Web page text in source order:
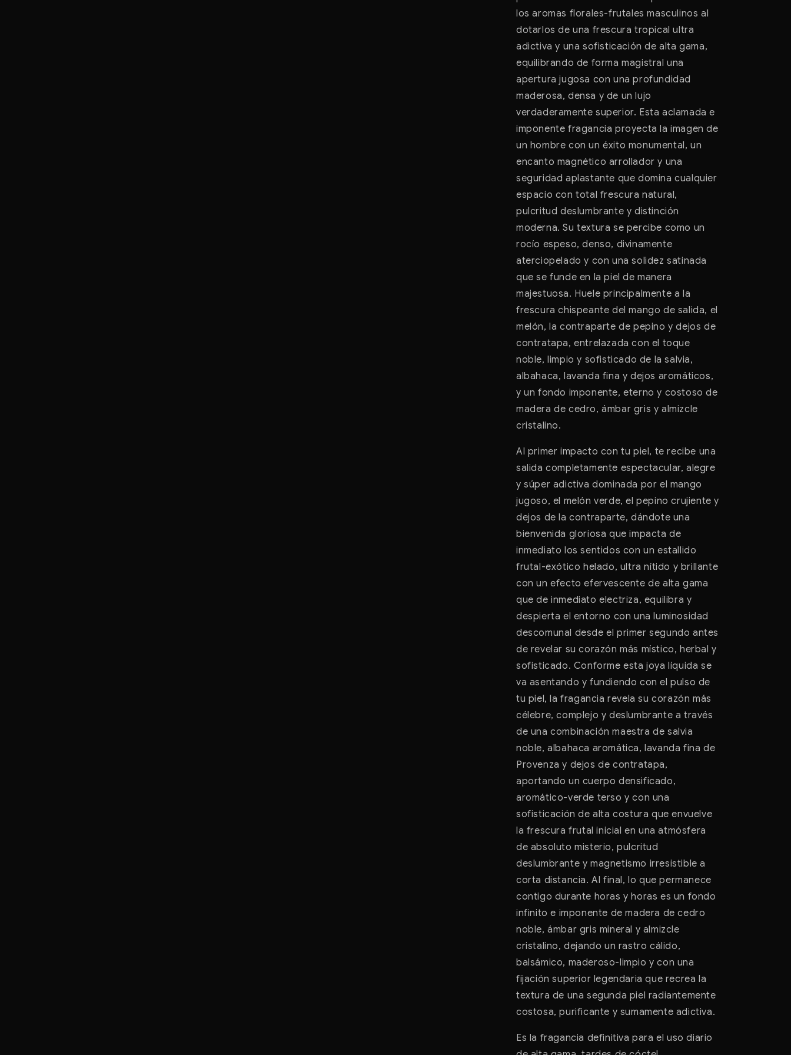
los aromas florales-frutales masculinos al
dotarlos de una frescura tropical ultra
adictiva y una sofisticación de alta gama,
equilibrando de forma magistral una
apertura jugosa con una profundidad
maderosa, densa y de un lujo
verdaderamente superior. Esta aclamada e
imponente fragancia proyecta la imagen de
un hombre con un éxito monumental, un
encanto magnético arrollador y una
seguridad aplastante que domina cualquier
espacio con total frescura natural,
pulcritud deslumbrante y distinción
moderna. Su textura se percibe como un
rocío espeso, denso, divinamente
aterciopelado y con una solidez satinada
que se funde en la piel de manera
majestuosa. Huele principalmente a la
frescura chispeante del mango de salida, el
melón, la contraparte de pepino y dejos de
contratapa, entrelazada con el toque
noble, limpio y sofisticado de la salvia,
albahaca, lavanda fina y dejos aromáticos,
y un fondo imponente, eterno y costoso de
madera de cedro, ámbar gris y almizcle
cristalino.
Al primer impacto con tu piel, te recibe una
salida completamente espectacular, alegre
y súper adictiva dominada por el mango
jugoso, el melón verde, el pepino crujiente y
dejos de la contraparte, dándote una
bienvenida gloriosa que impacta de
inmediato los sentidos con un estallido
frutal-exótico helado, ultra nítido y brillante
con un efecto efervescente de alta gama
que de inmediato electriza, equilibra y
despierta el entorno con una luminosidad
descomunal desde el primer segundo antes
de revelar su corazón más místico, herbal y
sofisticado. Conforme esta joya líquida se
va asentando y fundiendo con el pulso de
tu piel, la fragancia revela su corazón más
célebre, complejo y deslumbrante a través
de una combinación maestra de salvia
noble, albahaca aromática, lavanda fina de
Provenza y dejos de contratapa,
aportando un cuerpo densificado,
aromático-verde terso y con una
sofisticación de alta costura que envuelve
la frescura frutal inicial en una atmósfera
de absoluto misterio, pulcritud
deslumbrante y magnetismo irresistible a
corta distancia. Al final, lo que permanece
contigo durante horas y horas es un fondo
infinito e imponente de madera de cedro
noble, ámbar gris mineral y almizcle
cristalino, dejando un rastro cálido,
balsámico, maderoso-limpio y con una
fijación superior legendaria que recrea la
textura de una segunda piel radiantemente
costosa, purificante y sumamente adictiva.
Es la fragancia definitiva para el uso diario